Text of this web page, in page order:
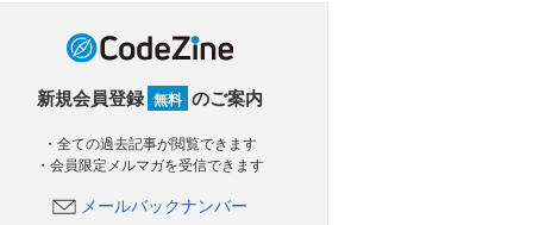
新規会員登録 無料 のご案内
・全ての過去記事が閲覧できます
・会員限定メルマガを受信できます
メールバックナンバー